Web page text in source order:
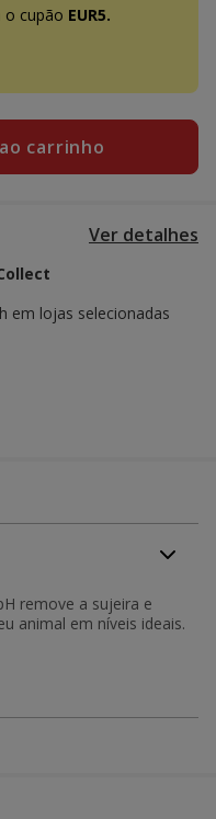
o cupão EUR5.
carrinho
Ver detalhes
em lojas selecionadas
remove a sujeira e
animal em níveis ideais.